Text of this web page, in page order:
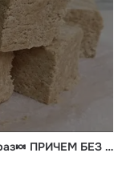
ЭТА Халва вкуснее магазинной в 100 раз🍬 ПРИЧЕМ БЕЗ муки и масла. НЕ покупайте больше, готовьте сами!